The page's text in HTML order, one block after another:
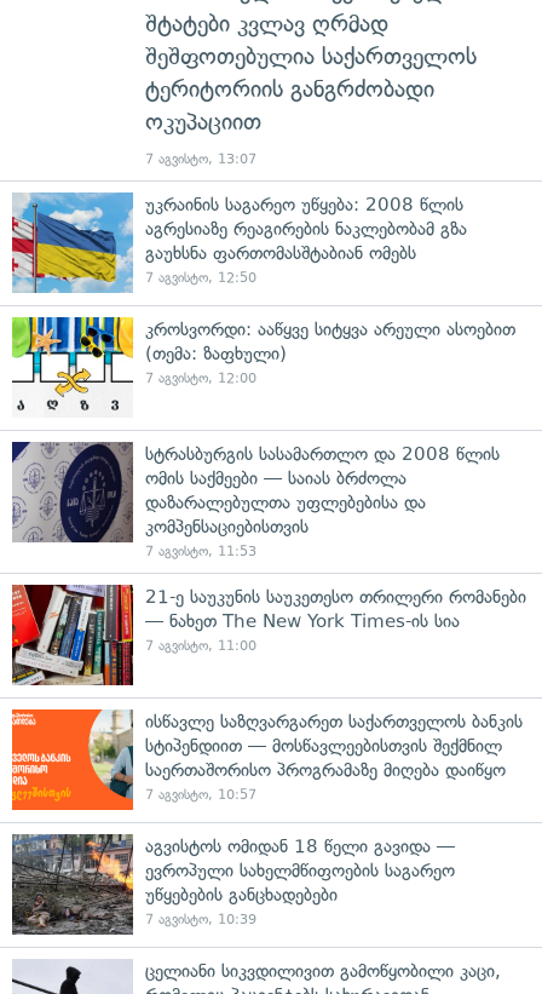
შტატები კვლავ ღრმად
შეშფოთებულია საქართველოს
ტერიტორიის განგრძობადი
ოკუპაციით
7 აგვისტო, 13:07
უკრაინის საგარეო უწყება: 2008 წლის
აგრესიაზე რეაგირების ნაკლებობამ გზა
გაუხსნა ფართომასშტაბიან ომებს
7 აგვისტო, 12:50
კროსვორდი: ააწყვე სიტყვა არეული ასოებით
(თემა: ზაფხული)
7 აგვისტო, 12:00
სტრასბურგის სასამართლო და 2008 წლის
ომის საქმეები — საიას ბრძოლა
დაზარალებულთა უფლებებისა და
კომპენსაციებისთვის
7 აგვისტო, 11:53
21-ე საუკუნის საუკეთესო თრილერი რომანები
— ნახეთ The New York Times-ის სია
7 აგვისტო, 11:00
ისწავლე საზღვარგარეთ საქართველოს ბანკის
სტიპენდიით — მოსწავლეებისთვის შექმნილ
საერთაშორისო პროგრამაზე მიღება დაიწყო
7 აგვისტო, 10:57
აგვისტოს ომიდან 18 წელი გავიდა —
ევროპული სახელმწიფოების საგარეო
უწყებების განცხადებები
7 აგვისტო, 10:39
ცელიანი სიკვდილივით გამოწყობილი კაცი,